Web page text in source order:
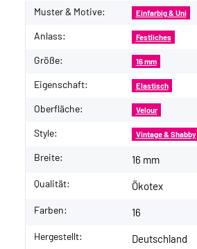
Muster & Motive: Einfarbig & Uni
Anlass: Festliches
Größe: 16 mm
Eigenschaft: Elastisch
Oberfläche: Velour
Style: Vintage & Shabby
Breite: 16 mm
Qualität: Ökotex
Farben: 16
Hergestellt: Deutschland